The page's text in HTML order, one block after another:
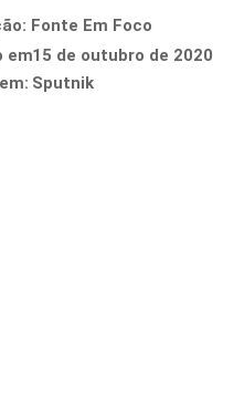
Fonte Em Foco
em15 de outubro de 2020
Sputnik